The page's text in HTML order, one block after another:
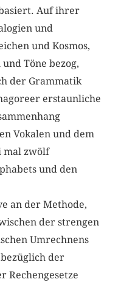
Auf ihrer
und
und Kosmos,
Töne bezog,
der Grammatik
erstaunliche
Vokalen und dem
mal zwölf
und den
an der Methode,
der strengen
Umrechnens
der
Rechengesetze